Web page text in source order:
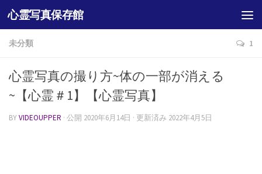
心霊写真保存館
未分類 1
心霊写真の撮り方~体の一部が消える
~【心霊＃1】【心霊写真】
BYVIDEOUPPER · 公開 2020年6月14日 · 更新済み 2022年4月5日